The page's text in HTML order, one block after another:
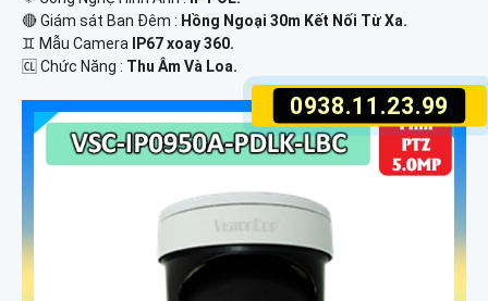
0938.11.23.99
🔴 Giám sát Ban Đêm : Hồng Ngoại 30m Kết Nối Từ Xa.
♊ Mẫu Camera
IP67 xoay 360.
️🆑 Chức Năng : Thu Âm Và Loa.